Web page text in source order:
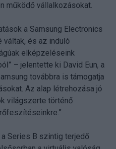
működő vállalkozásokat.
a Samsung Electronics
váltak, és az induló
elképzeléseink
– jelentette ki David Eun, a
továbbra is támogatja
Az alap létrehozása jó
világszerte történő
Series B szintig terjedő